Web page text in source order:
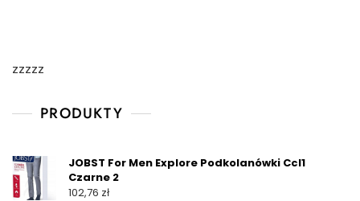
zzzzz
PRODUKTY
JOBST For Men Explore Podkolanówki Ccl1
Czarne 2
102,76 zł